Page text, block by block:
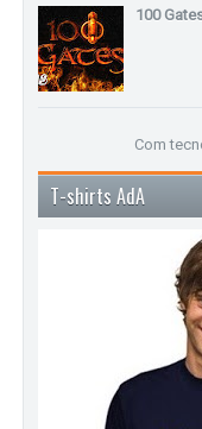
100
Com
T-shirts AdA